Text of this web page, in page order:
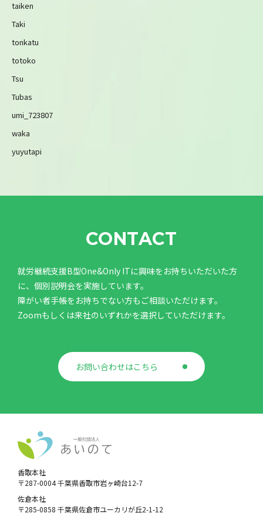
taiken
Taki
tonkatu
totoko
Tsu
Tubas
umi_723807
waka
yuyutapi
CONTACT
就労継続支援B型One&Only ITに興味をお持ちいただいた方
に、個別説明会を実施しています。
障がい者手帳をお持ちでない方もご相談いただけます。
Zoomもしくは来社のいずれかを選択していただけます。
お問い合わせはこちら
香取本社
〒287-0004 千葉県香取市岩ヶ崎台12-7
佐倉本社
〒285-0858 千葉県佐倉市ユーカリが丘2-1-12